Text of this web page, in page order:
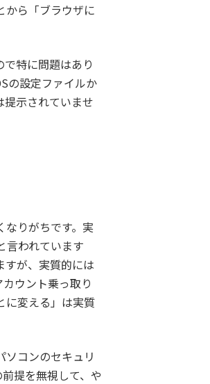
から「ブラウザに
特に問題はあり
の設定ファイルか
示されていませ
りがちです。実
言われています
すが、実質的には
ウント乗っ取り
に変える」は実質
コンのセキュリ
提を無視して、や